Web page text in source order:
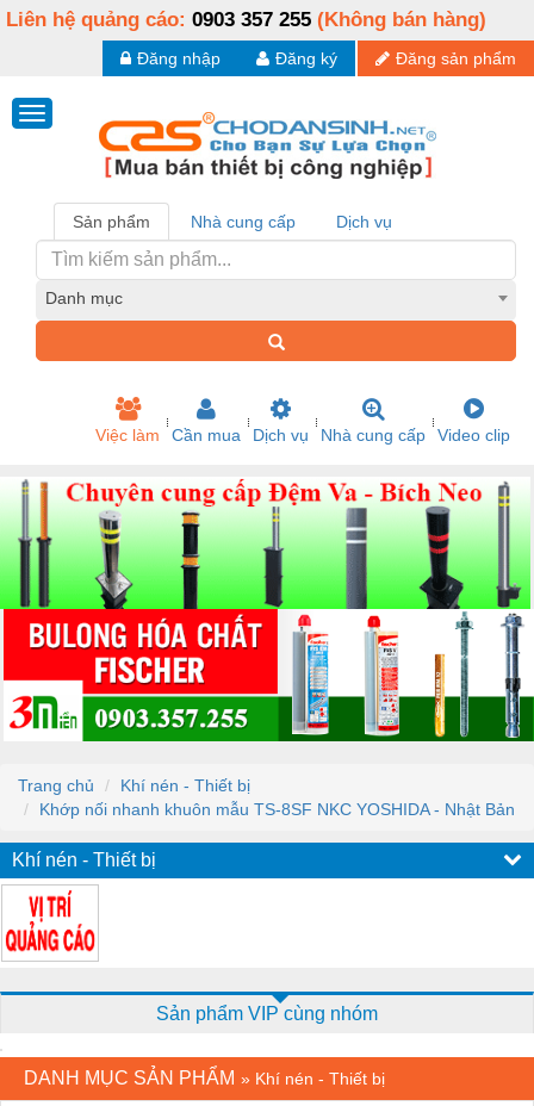
Liên hệ quảng cáo: 0903 357 255 (Không bán hàng)
Đăng sản phẩm
Đăng ký
Đăng nhập
Sản phẩm Nhà cung cấp Dịch vụ
Danh mục
Việc làm Cần mua Dịch vụ Nhà cung cấp Video clip
Trang chủ
Khí nén - Thiết bị
Khớp nối nhanh khuôn mẫu TS-8SF NKC YOSHIDA - Nhật Bản
Khí nén - Thiết bị
Sản phẩm VIP cùng nhóm
DANH MỤC SẢN PHẨM » Khí nén - Thiết bị